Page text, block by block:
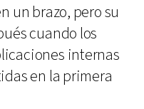
un brazo, pero su
cuando los
internas
en la primera